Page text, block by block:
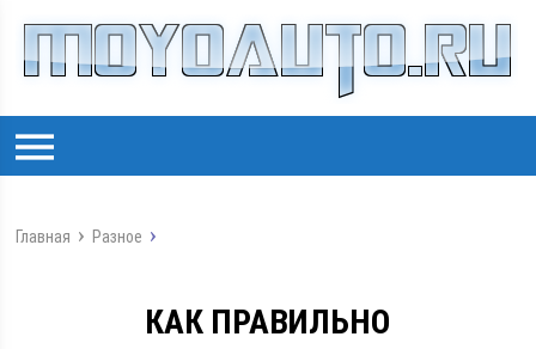
Главная Разное
КАК ПРАВИЛЬНО